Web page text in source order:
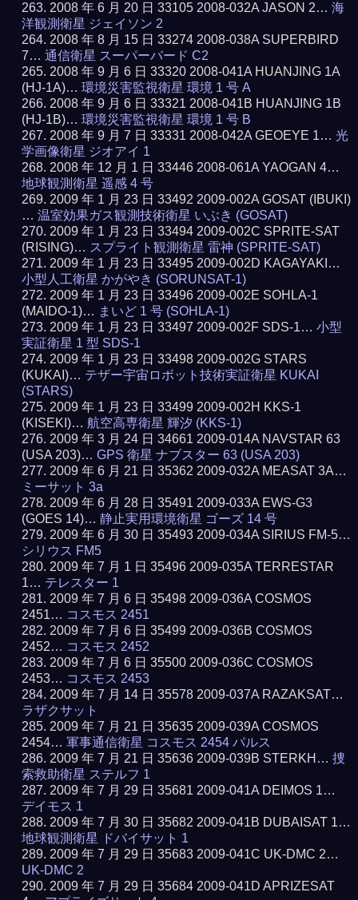
2008 年 6 月 20 日 33105 2008-032A JASON 2…海
洋観測衛星 ジェイソン 2
2008 年 8 月 15 日 33274 2008-038A SUPERBIRD
7…通信衛星 スーパーバード C2
2008 年 9 月 6 日 33320 2008-041A HUANJING 1A
(HJ-1A)…環境災害監視衛星 環境 1 号 A
2008 年 9 月 6 日 33321 2008-041B HUANJING 1B
(HJ-1B)…環境災害監視衛星 環境 1 号 B
2008 年 9 月 7 日 33331 2008-042A GEOEYE 1…光
学画像衛星 ジオアイ 1
2008 年 12 月 1 日 33446 2008-061A YAOGAN 4…
地球観測衛星 遥感 4 号
2009 年 1 月 23 日 33492 2009-002A GOSAT (IBUKI)
…温室効果ガス観測技術衛星 いぶき (GOSAT)
2009 年 1 月 23 日 33494 2009-002C SPRITE-SAT
(RISING)… スプライト観測衛星 雷神 (SPRITE-SAT)
2009 年 1 月 23 日 33495 2009-002D KAGAYAKI…
小型人工衛星 かがやき (SORUNSAT-1)
2009 年 1 月 23 日 33496 2009-002E SOHLA-1
(MAIDO-1)… まいど 1 号 (SOHLA-1)
2009 年 1 月 23 日 33497 2009-002F SDS-1…小型
実証衛星 1 型 SDS-1
2009 年 1 月 23 日 33498 2009-002G STARS
(KUKAI)… テザー宇宙ロボット技術実証衛星 KUKAI
(STARS)
2009 年 1 月 23 日 33499 2009-002H KKS-1
(KISEKI)…航空高専衛星 輝汐 (KKS-1)
2009 年 3 月 24 日 34661 2009-014A NAVSTAR 63
(USA 203)…GPS 衛星 ナブスター 63 (USA 203)
2009 年 6 月 21 日 35362 2009-032A MEASAT 3A…
ミーサット 3a
2009 年 6 月 28 日 35491 2009-033A EWS-G3
(GOES 14)…静止実用環境衛星 ゴーズ 14 号
2009 年 6 月 30 日 35493 2009-034A SIRIUS FM-5…
シリウス FM5
2009 年 7 月 1 日 35496 2009-035A TERRESTAR
1… テレスター 1
2009 年 7 月 6 日 35498 2009-036A COSMOS
2451… コスモス 2451
2009 年 7 月 6 日 35499 2009-036B COSMOS
2452… コスモス 2452
2009 年 7 月 6 日 35500 2009-036C COSMOS
2453… コスモス 2453
2009 年 7 月 14 日 35578 2009-037A RAZAKSAT…
ラザクサット
2009 年 7 月 21 日 35635 2009-039A COSMOS
2454…軍事通信衛星 コスモス 2454 パルス
2009 年 7 月 21 日 35636 2009-039B STERKH…捜
索救助衛星 ステルフ 1
2009 年 7 月 29 日 35681 2009-041A DEIMOS 1…
デイモス 1
2009 年 7 月 30 日 35682 2009-041B DUBAISAT 1…
地球観測衛星 ドバイサット 1
2009 年 7 月 29 日 35683 2009-041C UK-DMC 2…
UK-DMC 2
2009 年 7 月 29 日 35684 2009-041D APRIZESAT